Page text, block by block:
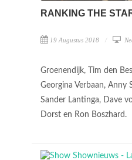
RANKING THE
19 Augustus 2018
Groenendijk, Tim den
Georgina Verbaan, Anny
Sander Lantinga, Dave
Dorst en Ron Boszhard.